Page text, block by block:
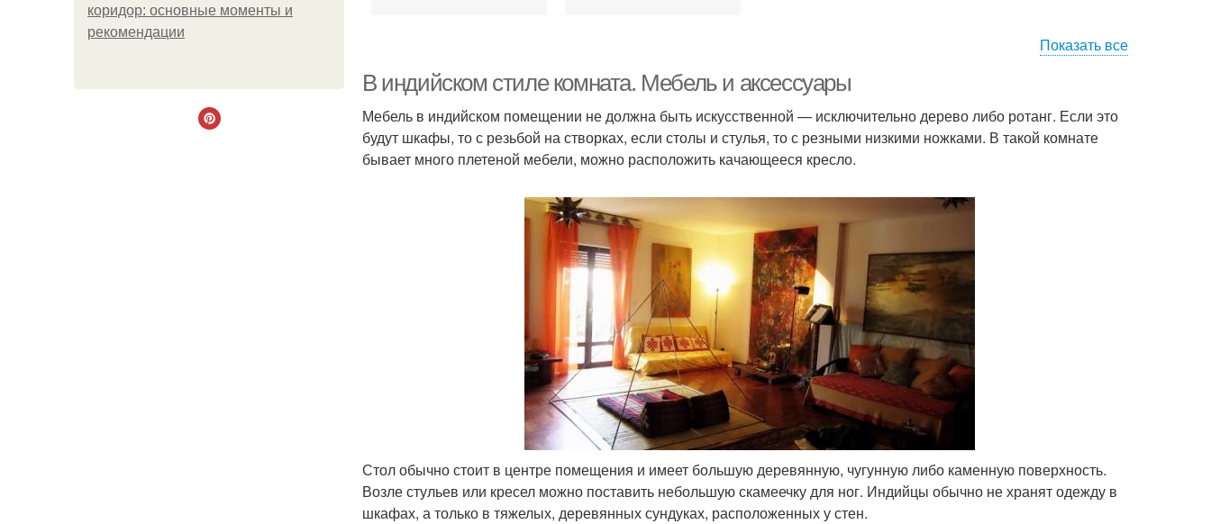
коридор: основные моменты и
рекомендации
Показать все
В индийском стиле комната. Мебель и аксессуары
Мебель в индийском помещении не должна быть искусственной — исключительно дерево либо ротанг. Если это
будут шкафы, то с резьбой на створках, если столы и стулья, то с резными низкими ножками. В такой комнате
бывает много плетеной мебели, можно расположить качающееся кресло.
Стол обычно стоит в центре помещения и имеет большую деревянную, чугунную либо каменную поверхность.
Возле стульев или кресел можно поставить небольшую скамеечку для ног. Индийцы обычно не хранят одежду в
шкафах, а только в тяжелых, деревянных сундуках, расположенных у стен.